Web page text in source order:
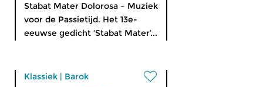
Stabat Mater Dolorosa – Muziek
voor de Passietijd. Het 13e-
eeuwse gedicht ‘Stabat Mater’...
Klassiek | Barok